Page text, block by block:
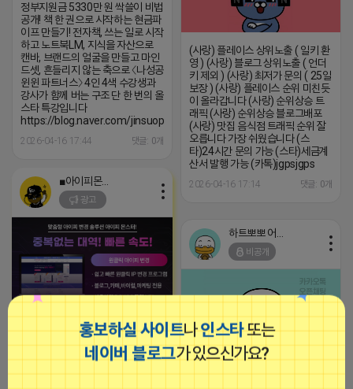
홍보하실 사이트나인스타또는
네이버 블로그가 있으신가요?
정부지원금 5330만 원 싹쓸이 비법
공개! 책 한 권으로 시작하는 현금파
이프 만들기! 전자책, 쓰는 일로 시작
하고 노트북LM, 지식을 자산으로
캔바, 브랜드의 얼굴을 만들고 마인
드셋, 흔들리지 않는 축으로 〈나성공
윈윈 파트너스〉 4인 4색 수강생과
강사가 함께 버는 구조 단 한 번의 올
스타 특강입니다
https://blog.naver.com/jinsuopen/224252572730
2026-04-16 17:44 댓글: 0개
(사랑) 플레이스 상위노출 ( 일키 환
영 ) (사랑) 블로그 상위노출 ( 언더
키 제외 ) (사랑) 최저가 문의 ( 25일
보장 ) (사랑) 플레이스 순위 미친듯
이 올라갑니다 (사랑) 순위상승 트
래픽 (사랑) 순위상승 블로그배포
(사랑) 맛집 음식점 트래픽 순위 잘
오릅니다 가장 쉬웠습니다 (스
타)24시간 문의 가능 (스타)세금계
산서 발행 가능 (카톡)jgpsjgps
2026-04-16 17:14 댓글: 0개
■아이피몬스터■
광고
[아이피몬스터] 전국 최저가 마케팅
용 KT아이피서비스!!
2023-09-06 14:23:39
비공개